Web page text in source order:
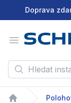
Doprava
Open menu
Hledat